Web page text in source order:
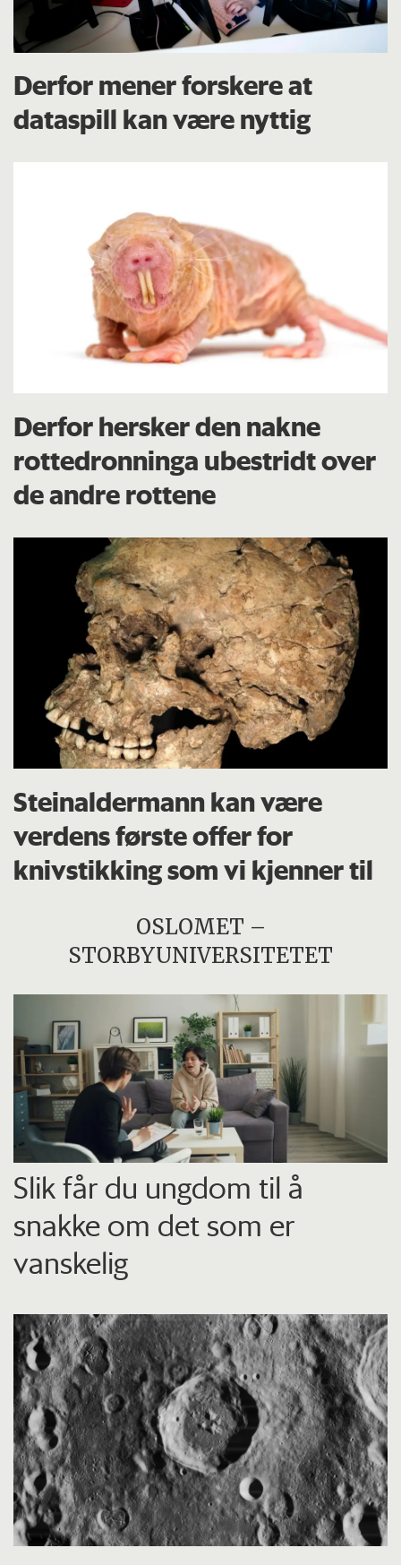
Derfor mener forskere at
dataspill kan være nyttig
Derfor hersker den nakne
rottedronninga ubestridt over
de andre rottene
Steinaldermann kan være
verdens første offer for
knivstikking som vi kjenner til
OSLOMET –
STORBYUNIVERSITETET
Slik får du ungdom til å
snakke om det som er
vanskelig